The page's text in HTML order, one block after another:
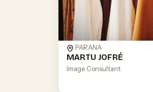
PARANA
MARTU JOFRÉ
Image Consultant.